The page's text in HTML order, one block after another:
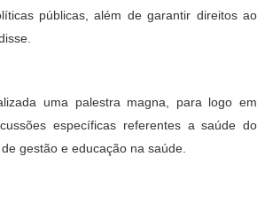
públicas, além de garantir direitos ao
uma palestra magna, para logo em
específicas referentes a saúde do
gestão e educação na saúde.